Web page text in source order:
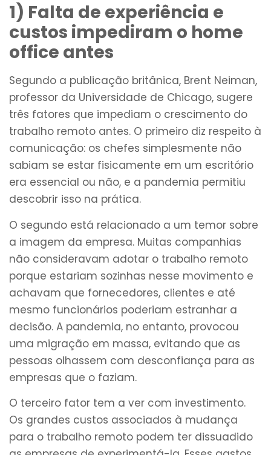
1) Falta de experiência e
custos impediram o home
office antes
Segundo a publicação britânica, Brent Neiman,
professor da Universidade de Chicago, sugere
três fatores que impediam o crescimento do
trabalho remoto antes. O primeiro diz respeito à
comunicação: os chefes simplesmente não
sabiam se estar fisicamente em um escritório
era essencial ou não, e a pandemia permitiu
descobrir isso na prática.
O segundo está relacionado a um temor sobre
a imagem da empresa. Muitas companhias
não consideravam adotar o trabalho remoto
porque estariam sozinhas nesse movimento e
achavam que fornecedores, clientes e até
mesmo funcionários poderiam estranhar a
decisão. A pandemia, no entanto, provocou
uma migração em massa, evitando que as
pessoas olhassem com desconfiança para as
empresas que o faziam.
O terceiro fator tem a ver com investimento.
Os grandes custos associados à mudança
para o trabalho remoto podem ter dissuadido